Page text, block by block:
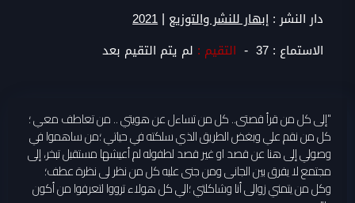
دار النشر : إبهار للنشر والتوزيع |
2021
الاستماع : 37
- التقيم : لم يتم التقيم بعد
"إلى كل من قرأ قصتى.. كل من تساءل عن هويتي .. من تعاطف معي ؛
كل من نقم علي وبغض الطريق الذي سلكته في حياتي ؛من ساهموا في
وصولي إلى هنا عن قصد او غير قصد لطفوله لم أعيشها مستقبل تبخر، إلى
مجتمع لا يفرق بين الجانى ومن جنى عليه كل من نظر لى نظرة عطف؛
وكل من يتمني زوالى أنا وشاكلتي ؛الي كل هولاء ترووا لتعرفوا من أكون